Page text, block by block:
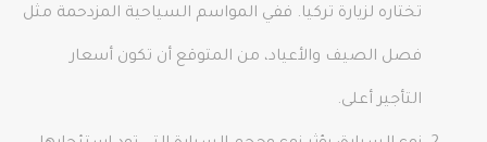
تختاره لزيارة تركيا. ففي المواسم السياحية المزدحمة مثل
فصل الصيف والأعياد، من المتوقع أن تكون أسعار
التأجير أعلى.